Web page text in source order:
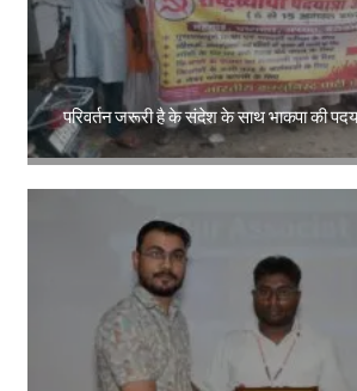
परिवर्तन जरूरी है के संदेश के साथ भाकपा की
Amit Lekh